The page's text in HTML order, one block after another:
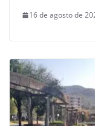
16 de agosto de